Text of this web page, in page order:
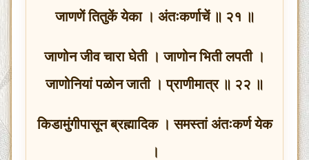
जाणणें तितुकें येका । अंतःकर्णाचें ॥ २१ ॥
जाणोन जीव चारा घेती । जाणोन भिती लपती ।
जाणोनियां पळोन जाती । प्राणीमात्र ॥ २२ ॥
किडामुंगीपासून ब्रह्मादिक । समस्तां अंतःकर्ण येक
।